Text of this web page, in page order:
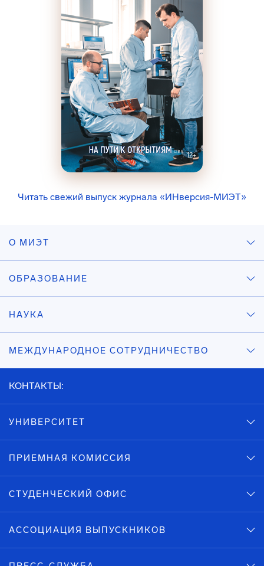
Читать свежий выпуск журнала «ИНверсия-МИЭТ»
О МИЭТ
ОБРАЗОВАНИЕ
НАУКА
МЕЖДУНАРОДНОЕ СОТРУДНИЧЕСТВО
КОНТАКТЫ:
УНИВЕРСИТЕТ
ПРИЕМНАЯ КОМИССИЯ
СТУДЕНЧЕСКИЙ ОФИС
АССОЦИАЦИЯ ВЫПУСКНИКОВ